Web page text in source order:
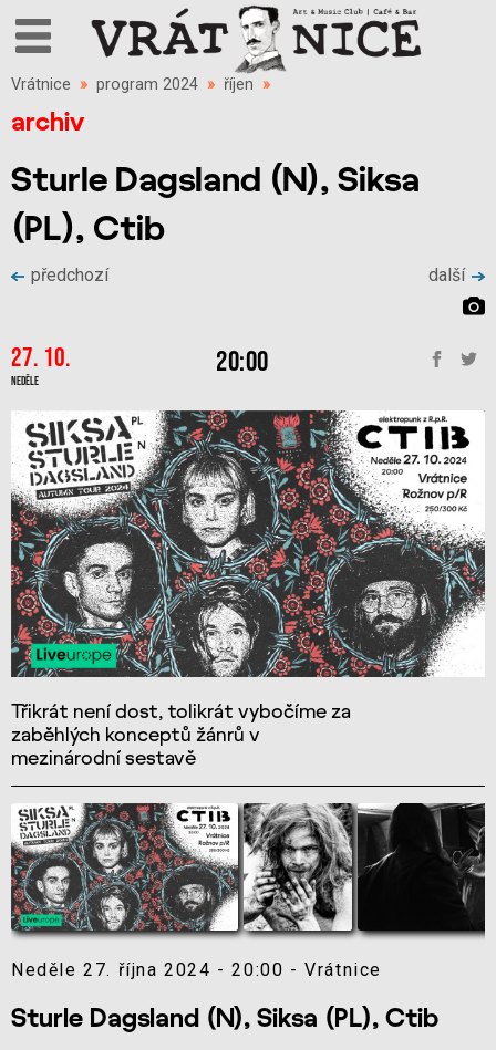
Vrátnice » program 2024 » říjen »
archiv
Sturle Dagsland (N), Siksa
(PL), Ctib
předchozí další
27. 10.
Neděle
20:00
Třikrát není dost, tolikrát vybočíme za
zaběhlých konceptů žánrů v
mezinárodní sestavě
Neděle 27. října 2024 - 20:00 - Vrátnice
Sturle Dagsland (N), Siksa (PL), Ctib